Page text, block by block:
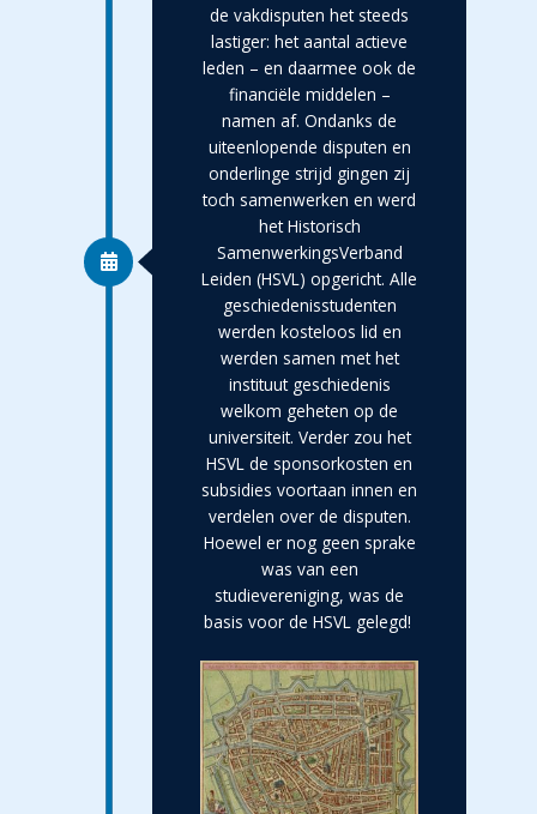
de vakdisputen het steeds
lastiger: het aantal actieve
leden – en daarmee ook de
financiële middelen –
namen af. Ondanks de
uiteenlopende disputen en
onderlinge strijd gingen zij
toch samenwerken en werd
het Historisch
SamenwerkingsVerband
Leiden (HSVL) opgericht. Alle
geschiedenisstudenten
werden kosteloos lid en
werden samen met het
instituut geschiedenis
welkom geheten op de
universiteit. Verder zou het
HSVL de sponsorkosten en
subsidies voortaan innen en
verdelen over de disputen.
Hoewel er nog geen sprake
was van een
studievereniging, was de
basis voor de HSVL gelegd!